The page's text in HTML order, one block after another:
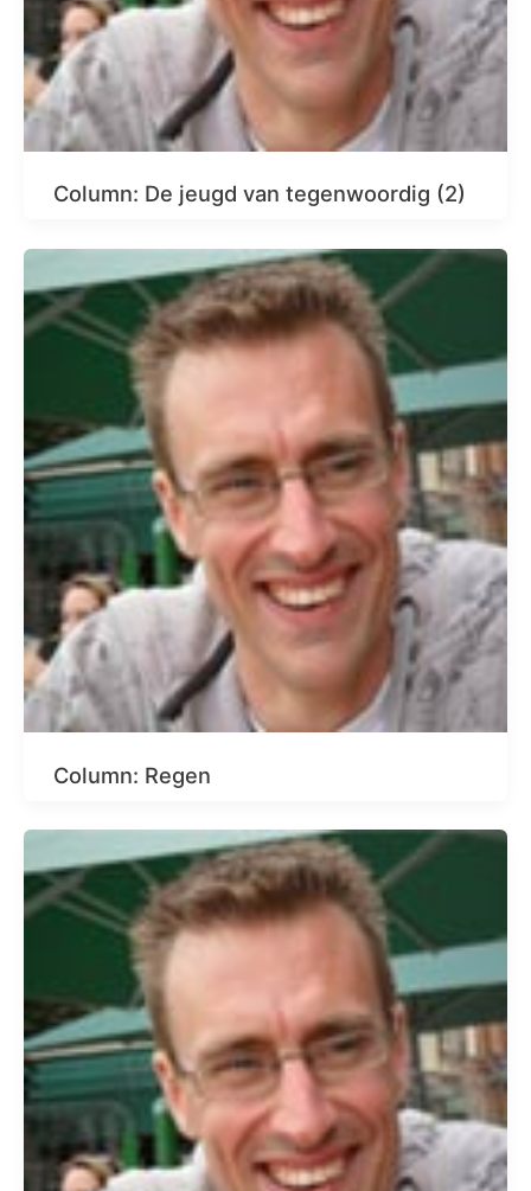
Column: De jeugd van tegenwoordig (2)
Column: Regen